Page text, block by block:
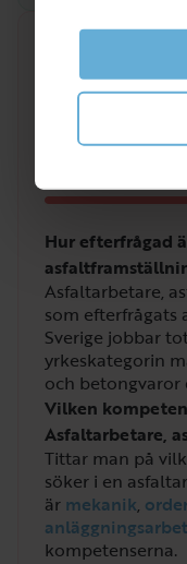
Efterfrågan på
/5
Hur efterfrågad
Asfaltarbetare,
som efterfrågats
Sverige jobbar
yrkeskategorin
och betongvaror
Vilken
Asfaltarbetare,
Tittar man på
söker i en
är mekanik,
kompetenserna.